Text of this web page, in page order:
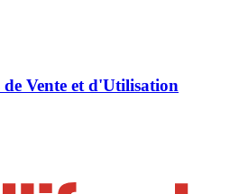
Vente et d'Utilisation